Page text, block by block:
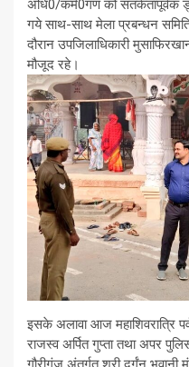
अधि0/कर्म0गण को सतर्कतापूर्वक
गये साथ-साथ मेला प्रबन्धन समिति
दौरान उपजिलाधिकारी
मौजूद रहे।
इसके अलावा आज महाशिवरात्रि
राजस्व अर्पित गुप्ता तथा अपर